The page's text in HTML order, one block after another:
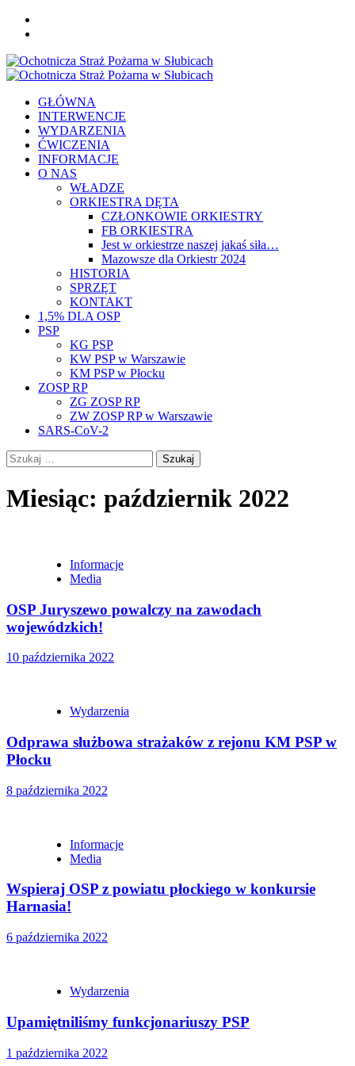
Skip
Primary
GŁÓWNA
INTERWENCJE
WYDARZENIA
ĆWICZENIA
INFORMACJE
O NAS
WŁADZE
ORKIESTRA DĘTA
CZŁONKOWIE ORKIESTRY
FB ORKIESTRA
Jest w orkiestrze naszej jakaś siła…
Mazowsze dla Orkiestr 2024
HISTORIA
SPRZĘT
KONTAKT
1,5% DLA OSP
PSP
KG PSP
KW PSP w Warszawie
KM PSP w Płocku
ZOSP RP
ZG ZOSP RP
ZW ZOSP RP w Warszawie
SARS-CoV-2
Szukaj:
Miesiąc: październik 2022
Informacje
Media
OSP Juryszewo powalczy na zawodach
wojewódzkich!
10 października 2022
Wydarzenia
Odprawa służbowa strażaków z rejonu KM PSP w
Płocku
8 października 2022
Informacje
Media
Wspieraj OSP z powiatu płockiego w konkursie
Harnasia!
6 października 2022
Wydarzenia
Upamiętniliśmy funkcjonariuszy PSP
1 października 2022